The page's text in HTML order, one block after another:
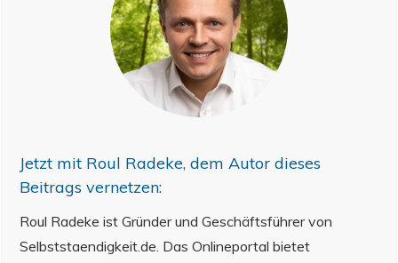
Jetzt mit Roul Radeke, dem Autor dieses
Beitrags vernetzen:
Roul Radeke ist Gründer und Geschäftsführer von
Selbststaendigkeit.de. Das Onlineportal bietet